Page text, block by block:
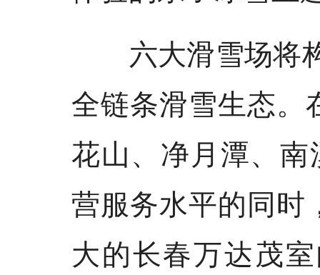
六大滑雪场将构
全链条滑雪生态。
花山、净月潭、
营服务水平的同时
大的长春万达茂